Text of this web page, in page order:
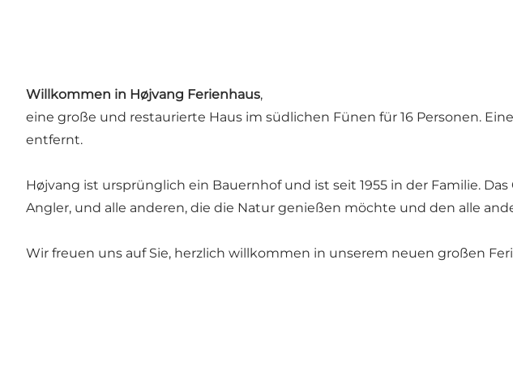
Willkommen in Højvang Ferienhaus,
eine große und restaurierte Haus im südlichen Fünen für 16 Personen.
entfernt.
Højvang ist ursprünglich ein Bauernhof und ist seit 1955 in der Familie.
Angler, und alle anderen, die die Natur genießen möchte und den alle
Wir freuen uns auf Sie, herzlich willkommen in unserem neuen großen